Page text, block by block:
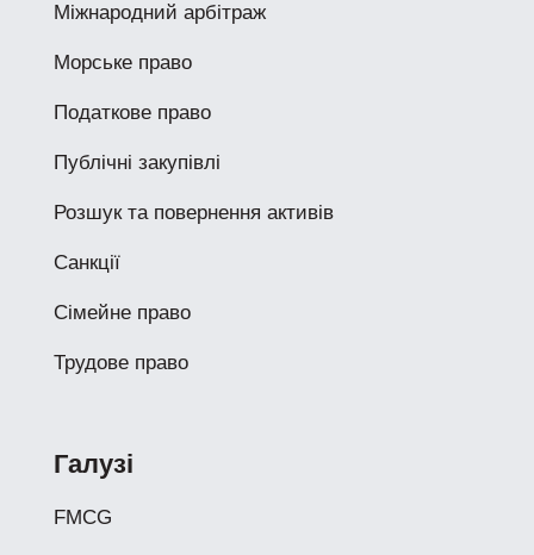
Міжнародний арбітраж
Морське право
Податкове право
Публічні закупівлі
Розшук та повернення активів
Санкції
Сімейне право
Трудове право
Галузі
FMCG